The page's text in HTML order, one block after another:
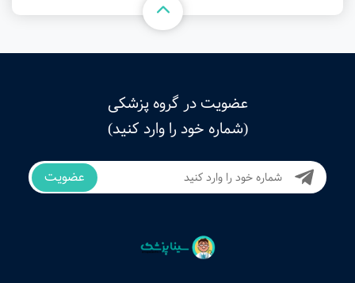
عضویت در گروه پزشکی
(شماره خود را وارد کنید)
عضویت